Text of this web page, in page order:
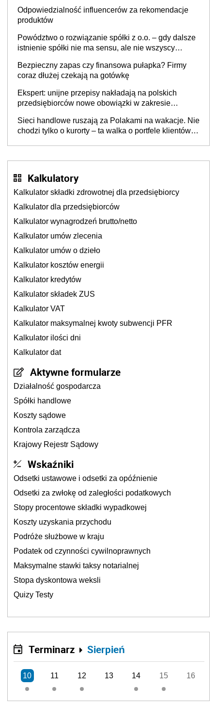
Odpowiedzialność influencerów za rekomendacje
produktów
Powództwo o rozwiązanie spółki z o.o. – gdy dalsze
istnienie spółki nie ma sensu, ale nie wszyscy
Bezpieczny zapas czy finansowa pułapka? Firmy
coraz dłużej czekają na gotówkę
Ekspert: unijne przepisy nakładają na polskich
przedsiębiorców nowe obowiązki w zakresie
Sieci handlowe ruszają za Polakami na wakacje. Nie
chodzi tylko o kurorty – ta walka o portfele klientów
Kalkulatory
Kalkulator składki zdrowotnej dla przedsiębiorcy
Kalkulator dla przedsiębiorców
Kalkulator wynagrodzeń brutto/netto
Kalkulator umów zlecenia
Kalkulator umów o dzieło
Kalkulator kosztów energii
Kalkulator kredytów
Kalkulator składek ZUS
Kalkulator VAT
Kalkulator maksymalnej kwoty subwencji PFR
Kalkulator ilości dni
Kalkulator dat
Aktywne formularze
Działalność gospodarcza
Spółki handlowe
Koszty sądowe
Kontrola zarządcza
Krajowy Rejestr Sądowy
Wskaźniki
Odsetki ustawowe i odsetki za opóźnienie
Odsetki za zwłokę od zaległości podatkowych
Stopy procentowe składki wypadkowej
Koszty uzyskania przychodu
Podróże służbowe w kraju
Podatek od czynności cywilnoprawnych
Maksymalne stawki taksy notarialnej
Stopa dyskontowa weksli
Quizy Testy
Terminarz Sierpień
10 11 12 13 14 15 16